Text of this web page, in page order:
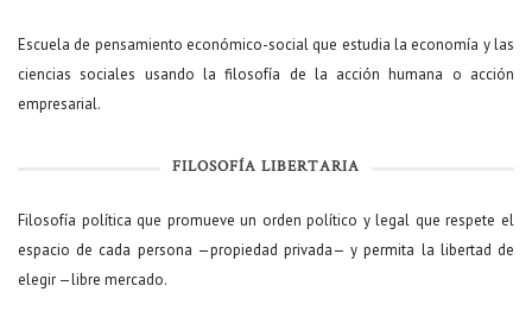
Escuela de pensamiento económico-social que estudia la economía y las
ciencias sociales usando la filosofía de la acción humana o acción
empresarial.
FILOSOFÍA LIBERTARIA
Filosofía política que promueve un orden político y legal que respete el
espacio de cada persona —propiedad privada— y permita la libertad de
elegir —libre mercado.